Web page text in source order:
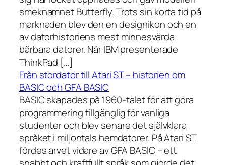
smeknamnet Butterfly. Trots sin korta tid på
marknaden blev den en designikon och en
av datorhistoriens mest minnesvärda
bärbara datorer. När IBM presenterade
ThinkPad […]
Från stordator till Atari ST – historien om
BASIC och GFA BASIC
BASIC skapades på 1960-talet för att göra
programmering tillgänglig för vanliga
studenter och blev senare det självklara
språket i miljontals hemdatorer. På Atari ST
fördes arvet vidare av GFA BASIC – ett